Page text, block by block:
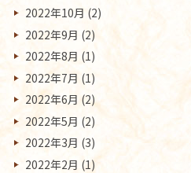
2022年10月 (2)
2022年9月 (2)
2022年8月 (1)
2022年7月 (1)
2022年6月 (2)
2022年5月 (2)
2022年3月 (3)
2022年2月 (1)